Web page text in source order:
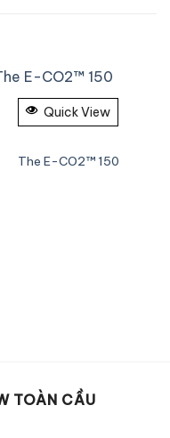
Quick View
The E-CO2™ 150
TOÀN CẦU